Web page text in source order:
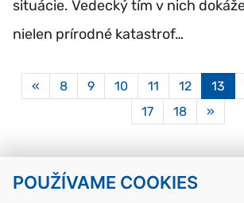
POUŽÍVAME COOKIES
situácie. Vedecký tím v nich
nielen prírodné katastrof…
« 8 9 10 11 12 13
17
18 »